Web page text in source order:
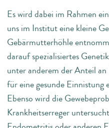
Es wird dabei im Rahmen
uns im Institut eine kleine
Gebärmutterhöhle
darauf spezialisiertes
unter anderem der Anteil
für eine gesunde Einnistung
Ebenso wird die
Krankheitserreger